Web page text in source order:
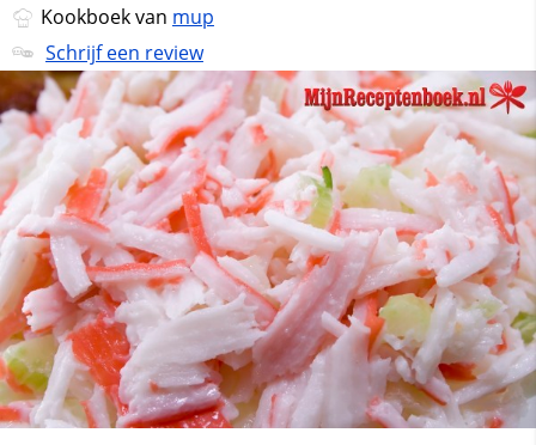
Kookboek van mup
Schrijf een review